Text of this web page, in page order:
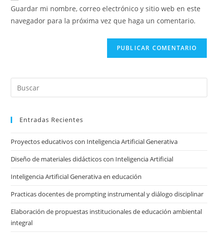
comentar
para
comentar
de
Guardar mi nombre, correo electrónico y sitio web en este
navegador para la próxima vez que haga un comentario.
Entradas Recientes
Proyectos educativos con Inteligencia Artificial Generativa
Diseño de materiales didácticos con Inteligencia Artificial
Inteligencia Artificial Generativa en educación
Practicas docentes de prompting instrumental y diálogo disciplinar
Elaboración de propuestas institucionales de educación ambiental
integral